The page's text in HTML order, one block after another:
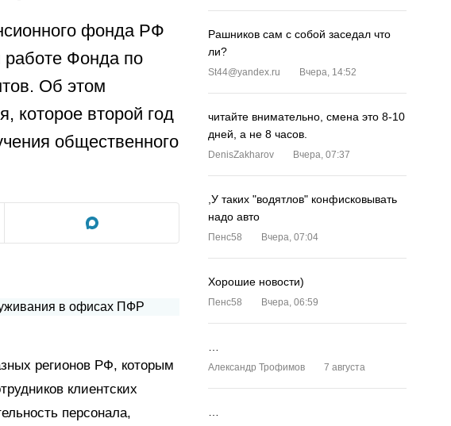
фонда РФ
Фонда по
Об этом
которое второй год
общественного
регионов РФ, которым
клиентских
персонала,
Рашников сам с собой заседал что
ли?
St44@yandex.ru Вчера, 14:52
читайте внимательно, смена это 8-10
дней, а не 8 часов.
DenisZakharov Вчера, 07:37
,У таких "водятлов" конфисковывать
надо авто
Пенс58 Вчера, 07:04
Хорошие новости)
Пенс58 Вчера, 06:59
Александр Трофимов 7 августа